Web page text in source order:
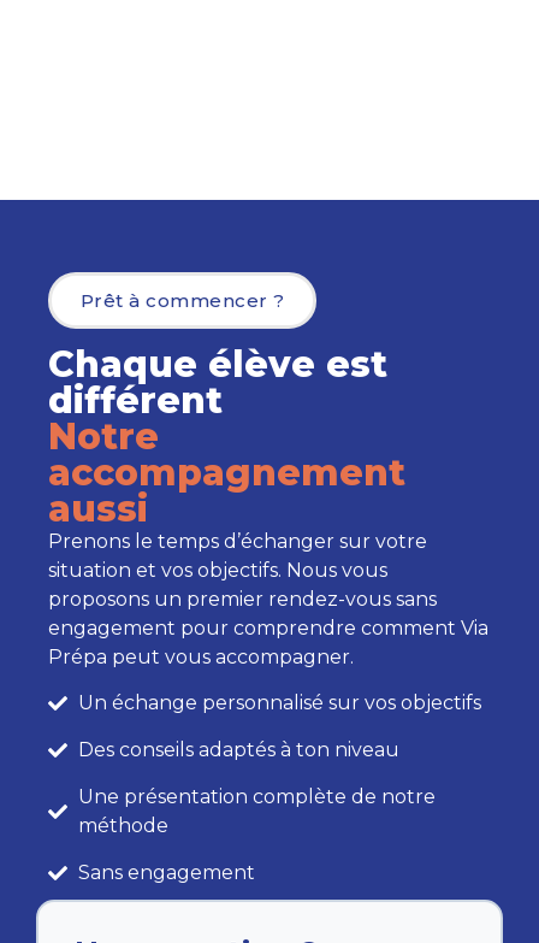
Chaque élève est
différent
Notre
accompagnement
aussi
Prêt à commencer ?
Prenons le temps d’échanger sur votre
situation et vos objectifs. Nous vous
proposons un premier rendez-vous sans
engagement pour comprendre comment Via
Prépa peut vous accompagner.
Un échange personnalisé sur vos objectifs
Des conseils adaptés à ton niveau
Une présentation complète de notre
méthode
Sans engagement